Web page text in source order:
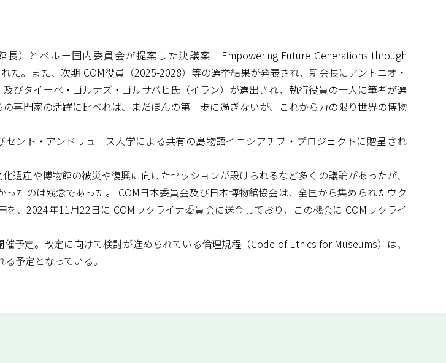
）とペルー国内委員会が提案した決議案「Empowering Future Generations through
。また、次期ICOM役員（2025-2028）等の選挙結果が発表され、新会長にアントニオ・
びタイーベ・ゴルナズ・ゴルサバヒ氏（イラン）が選出され、執行役員の一人に筆者が選
専門家の活躍に比べれば、まだほんの第一歩に過ぎないが、これから力の限り世界の博物
ント・アンドリュース大学による共有の島物語イニシアチブ・プロジェクトに贈呈され
産や博物館の被災や復興に向けたセッションが設けられるなど多くの議論があったが、
たのは残念であった。ICOM日本委員会及び日本博物館協会は、全国から集められたウク
、2024年11月22日にICOMウクライナ委員会に送金しており、この機会にICOMウクライ
予定。改定に向けて検討が進められている倫理規程（Code of Ethics for Museums）は、
予定となっている。